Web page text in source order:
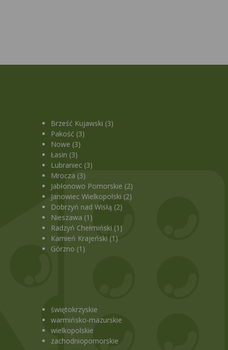
Brześć Kujawski (3)
Pakość (3)
Nowe (3)
Łasin (3)
Lubraniec (3)
Mrocza (3)
Jabłonowo Pomorskie (2)
Janowiec Wielkopolski (2)
Dobrzyń nad Wisłą (2)
Nieszawa (1)
Radzyń Chełmiński (1)
Kamień Krajeński (1)
Górzno (1)
świętokrzyskie
warmińsko-mazurskie
wielkopolskie
zachodniopomorskie